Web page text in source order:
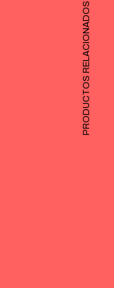
PRODUCTOS RELACIONADOS